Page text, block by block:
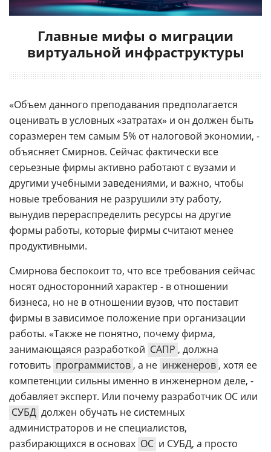
Главные мифы о миграции
виртуальной инфраструктуры
«Объем данного преподавания предполагается
оценивать в условных «затратах» и он должен быть
соразмерен тем самым 5% от налоговой экономии, -
объясняет Смирнов. Сейчас фактически все
серьезные фирмы активно работают с вузами и
другими учебными заведениями, и важно, чтобы
новые требования не разрушили эту работу,
вынудив перераспределить ресурсы на другие
формы работы, которые фирмы считают менее
продуктивными.
Смирнова беспокоит то, что все требования сейчас
носят односторонний характер - в отношении
бизнеса, но не в отношении вузов, что поставит
фирмы в зависимое положение при организации
работы. «Также не понятно, почему фирма,
занимающаяся разработкой САПР , должна
готовить программистов , а не инженеров , хотя ее
компетенции сильны именно в инженерном деле, -
добавляет эксперт. Или почему разработчик ОС или
СУБД должен обучать не системных
администраторов и не специалистов,
разбирающихся в основах ОС и СУБД, а просто